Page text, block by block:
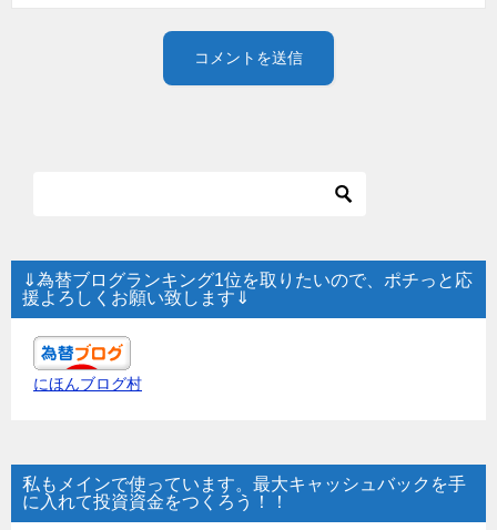
⇓為替ブログランキング1位を取りたいので、ポチっと応
援よろしくお願い致します⇓
にほんブログ村
私もメインで使っています。最大キャッシュバックを手
に入れて投資資金をつくろう！！